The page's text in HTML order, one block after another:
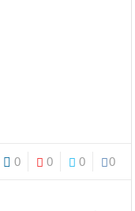
0
0
0
0